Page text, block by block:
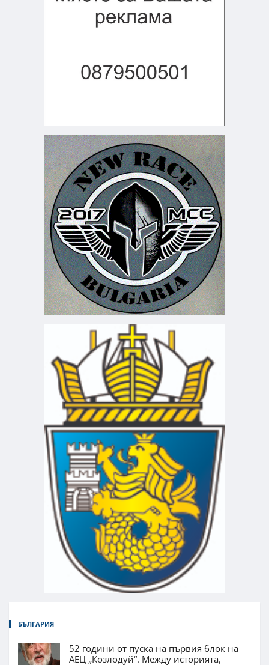
БЪЛГАРИЯ
52 години от пуска на първия блок на
АЕЦ „Козлодуй“. Между историята,